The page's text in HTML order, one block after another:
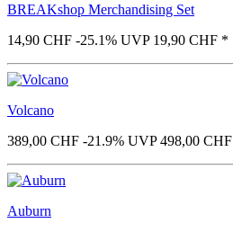
BREAKshop Merchandising Set
14,90 CHF -25.1% UVP 19,90 CHF *
Volcano
389,00 CHF -21.9% UVP 498,00 CHF
Auburn